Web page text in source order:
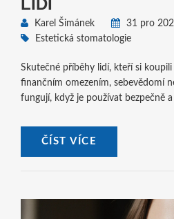
LIDÍ
Karel Šimánek 31 pro
Estetická stomatologie
Skutečné příběhy lidí, kteří si
finančním omezením, sebevědomí
fungují, když je používat bezpečně
ČÍST VÍCE